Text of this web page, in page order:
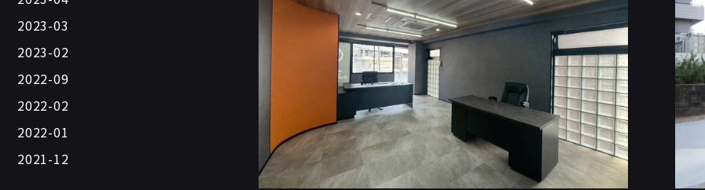
2023-03
2023-02
2022-09
2022-02
2022-01
2021-12